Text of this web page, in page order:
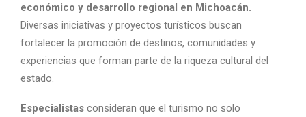
económico y desarrollo regional en Michoacán.
Diversas iniciativas y proyectos turísticos buscan
fortalecer la promoción de destinos, comunidades y
experiencias que forman parte de la riqueza cultural del
estado.
Especialistas consideran que el turismo no solo